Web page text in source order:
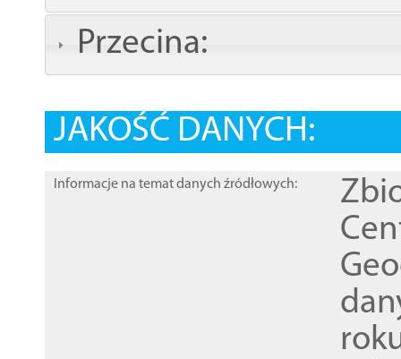
Przecina:
JAKOŚĆ DANYCH:
Informacje na temat danych źródłowych: